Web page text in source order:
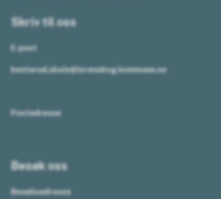
Skriv til oss
E-post
benterud.skole@lorenskog.kommune.no
Postadresse
Besøk oss
Besøksadresse